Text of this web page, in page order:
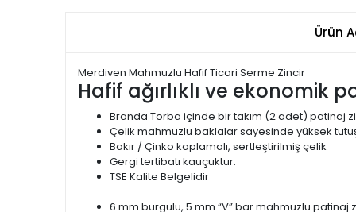
Ürün
Merdiven Mahmuzlu Hafif Ticari Serme Zincir
Hafif ağırlıklı ve ekonomik
Branda Torba içinde bir takım (2 adet) patinaj
Çelik mahmuzlu baklalar sayesinde yüksek
Bakır / Çinko kaplamalı, sertleştirilmiş çelik
Gergi tertibatı kauçuktur.
TSE Kalite Belgelidir
6 mm burgulu, 5 mm “V” bar mahmuzlu patinaj